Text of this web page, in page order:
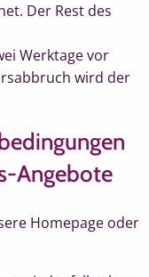
Der Rest des
Werktage vor
wird der
Angebote
Homepage oder